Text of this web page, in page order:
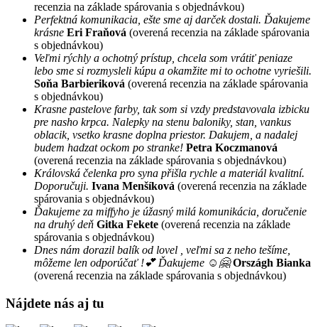
recenzia na základe spárovania s objednávkou)
Perfektná komunikacia, ešte sme aj darček dostali. Ďakujeme
krásne Eri Fraňová (overená recenzia na základe spárovania
s objednávkou)
Veľmi rýchly a ochotný prístup, chcela som vrátiť peniaze
lebo sme si rozmysleli kúpu a okamžite mi to ochotne vyriešili.
Soňa Barbieriková (overená recenzia na základe spárovania
s objednávkou)
Krasne pastelove farby, tak som si vzdy predstavovala izbicku
pre nasho krpca. Nalepky na stenu baloniky, stan, vankus
oblacik, vsetko krasne doplna priestor. Dakujem, a nadalej
budem hadzat ockom po stranke! Petra Koczmanová
(overená recenzia na základe spárovania s objednávkou)
Královská čelenka pro syna přišla rychle a materiál kvalitní.
Doporučuji. Ivana Menšíková (overená recenzia na základe
spárovania s objednávkou)
Ďakujeme za miffyho je úžasný milá komunikácia, doručenie
na druhý deň Gitka Fekete (overená recenzia na základe
spárovania s objednávkou)
Dnes nám dorazil balík od lovel , veľmi sa z neho tešíme,
môžeme len odporúčať !💕 Ďakujeme ☺️🤗 Országh Bianka
(overená recenzia na základe spárovania s objednávkou)
Nájdete nás aj tu